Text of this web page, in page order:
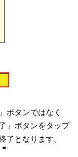
ボタンではなく
」ボタンをタップ
了となります。